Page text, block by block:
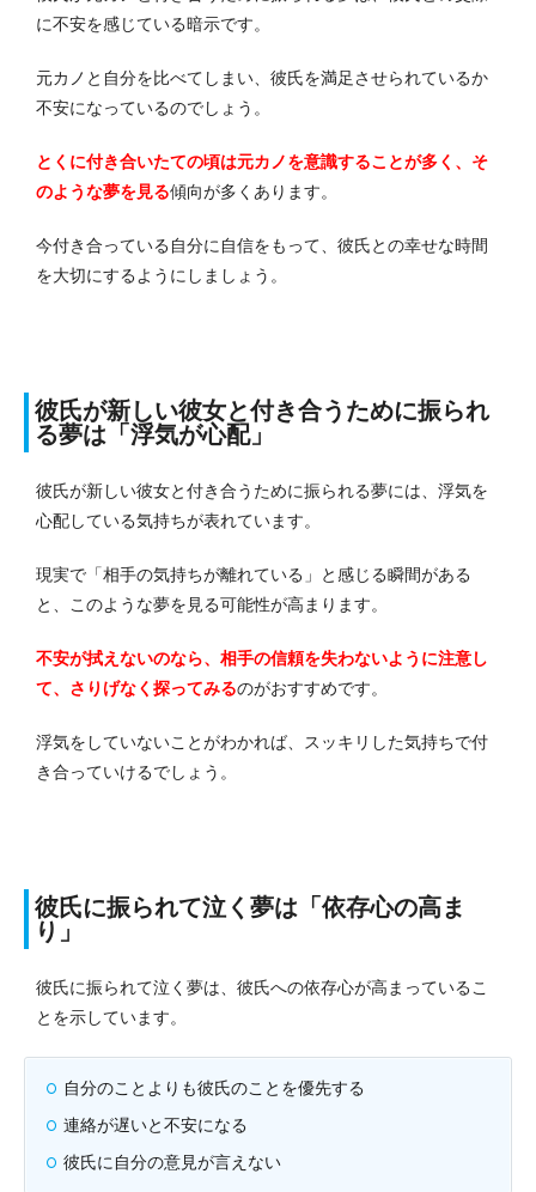
に不安を感じている暗示です。
元カノと自分を比べてしまい、彼氏を満足させられているか
不安になっているのでしょう。
とくに付き合いたての頃は元カノを意識することが多く、そ
のような夢を見る傾向が多くあります。
今付き合っている自分に自信をもって、彼氏との幸せな時間
を大切にするようにしましょう。
彼氏が新しい彼女と付き合うために振られ
る夢は「浮気が心配」
彼氏が新しい彼女と付き合うために振られる夢には、浮気を
心配している気持ちが表れています。
現実で「相手の気持ちが離れている」と感じる瞬間がある
と、このような夢を見る可能性が高まります。
不安が拭えないのなら、相手の信頼を失わないように注意し
て、さりげなく探ってみるのがおすすめです。
浮気をしていないことがわかれば、スッキリした気持ちで付
き合っていけるでしょう。
彼氏に振られて泣く夢は「依存心の高ま
り」
彼氏に振られて泣く夢は、彼氏への依存心が高まっているこ
とを示しています。
自分のことよりも彼氏のことを優先する
連絡が遅いと不安になる
彼氏に自分の意見が言えない